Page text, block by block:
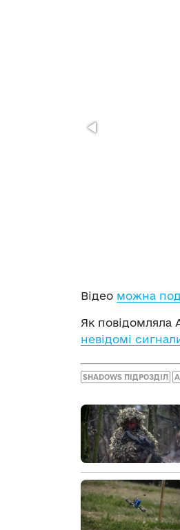
Відео можна
Як повідомляла
невідомі
SHADOWS ПІДРОЗДІЛ